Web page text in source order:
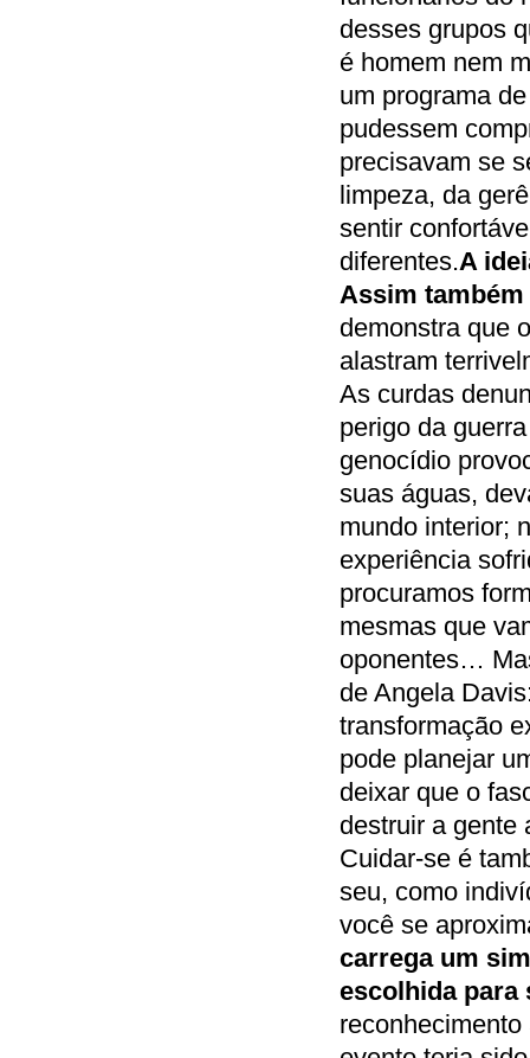
desses grupos
é homem nem
um programa
pudessem
precisavam se
limpeza, da
sentir
diferentes.A
Assim
demonstra que
alastram
As curdas
perigo da
genocídio
suas águas,
mundo interior;
experiência
procuramos
mesmas que
oponentes…
de Angela
transformação
pode planejar
deixar que o
destruir a gente
Cuidar-se é
seu, como
você se
carrega um
escolhida para